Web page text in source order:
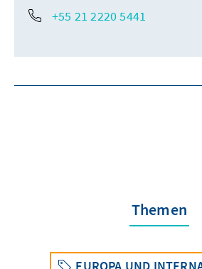
+55 21 2220 5441
Themen
EUROPA UND